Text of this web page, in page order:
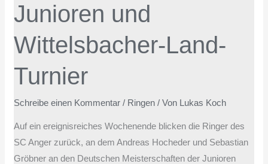
Junioren und
Wittelsbacher-Land-
Turnier
Schreibe einen Kommentar / Ringen / Von Lukas Koch
Auf ein ereignisreiches Wochenende blicken die Ringer des
SC Anger zurück, an dem Andreas Hocheder und Sebastian
Gröbner an den Deutschen Meisterschaften der Junioren
Turnier